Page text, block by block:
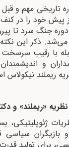
تاریخی مهم و
بیش از پیش خود را
دوره جنگ سرد تا
ذکر این
با رقیب سرسخت
و
ریملند
نظریه «ریملند» و
بازیگران سیاسی